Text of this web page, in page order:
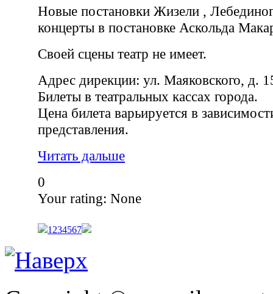
Новые постановки Жизели ,
концерты в постановке Аскольда
Своей сцены театр не имеет.
Адрес дирекции: ул. Маяковского, д.
Билеты в театральных кассах города.
Цена билета варьируется в
представления.
Читать дальше
0
Your rating: None
1 234567